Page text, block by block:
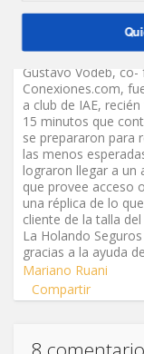
reflexiona
Como finalistas de
Gustavo Vodeb,
Conexiones.com,
a club de IAE,
15 minutos que
se prepararon para
las menos
lograron llegar a un
que provee acceso
una réplica de lo
cliente de la talla
La Holando
gracias a la ayuda
Mariano Ruani
Compartir